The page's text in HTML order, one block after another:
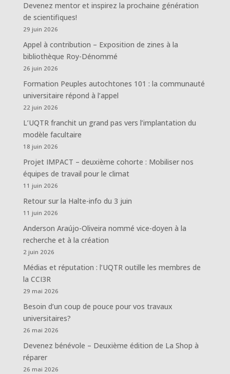
Devenez mentor et inspirez la prochaine génération
de scientifiques!
29 juin 2026
Appel à contribution – Exposition de zines à la
bibliothèque Roy-Dénommé
26 juin 2026
Formation Peuples autochtones 101 : la communauté
universitaire répond à l’appel
22 juin 2026
L’UQTR franchit un grand pas vers l’implantation du
modèle facultaire
18 juin 2026
Projet IMPACT – deuxième cohorte : Mobiliser nos
équipes de travail pour le climat
11 juin 2026
Retour sur la Halte-info du 3 juin
11 juin 2026
Anderson Araújo-Oliveira nommé vice-doyen à la
recherche et à la création
2 juin 2026
Médias et réputation : l’UQTR outille les membres de
la CCI3R
29 mai 2026
Besoin d’un coup de pouce pour vos travaux
universitaires?
26 mai 2026
Devenez bénévole – Deuxième édition de La Shop à
réparer
26 mai 2026